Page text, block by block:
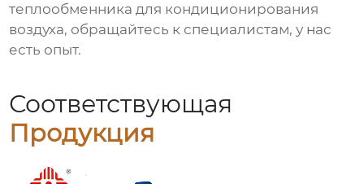
теплообменника для кондиционирования
воздуха, обращайтесь к специалистам, у нас
есть опыт.
Соответствующая
Продукция